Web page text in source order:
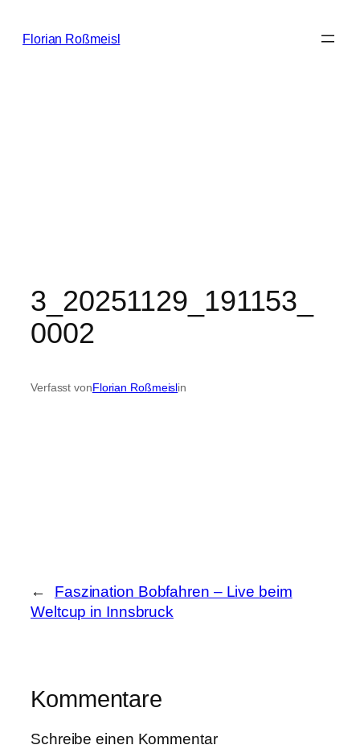
Inhalt
Florian Roßmeisl
3_20251129_191153_
0002
Verfasst vonFlorian Roßmeislin
←
Faszination Bobfahren – Live beim
Weltcup in Innsbruck
Kommentare
Schreibe einen Kommentar